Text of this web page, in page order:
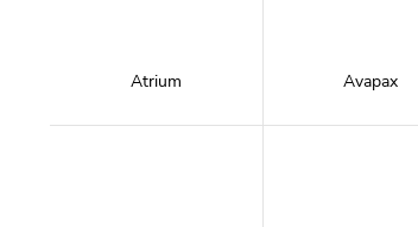
Atrium Avapax